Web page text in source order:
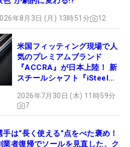
年8月3日 (月) 13時51分 12
米国フィッティング現場で人
気のプレミアムブランド
『ACCRA』が日本上陸！ 新
スチールシャフト『iSteel
2026年7月30日 (木) 11時59分
7
手は“長く使える”点をべた褒め！
業者復帰でソールを見直した、ク